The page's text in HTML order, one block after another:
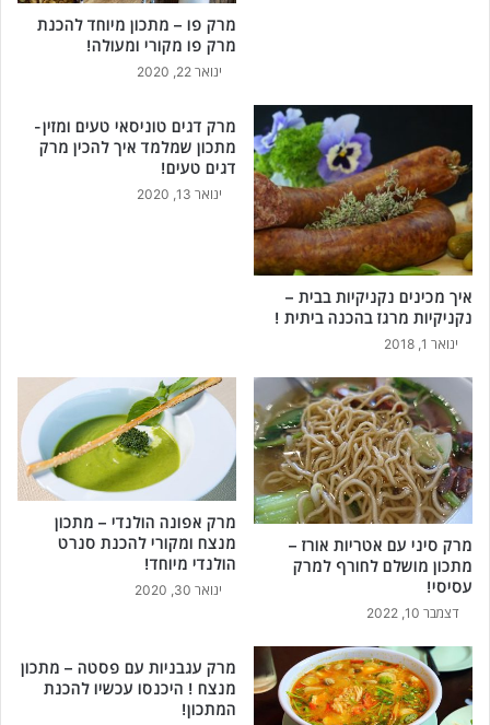
מרק פו – מתכון מיוחד להכנת
מרק פו מקורי ומעולה!
ינואר 22, 2020
איך מכינים נקניקיות בבית –
נקניקיות מרגז בהכנה ביתית !
ינואר 1, 2018
מרק דגים טוניסאי טעים ומזין-
מתכון שמלמד איך להכין מרק
דגים טעים!
ינואר 13, 2020
מרק סיני עם אטריות אורז –
מתכון מושלם לחורף למרק
עסיסי!
דצמבר 10, 2022
מרק אפונה הולנדי – מתכון
מנצח ומקורי להכנת סנרט
הולנדי מיוחד!
ינואר 30, 2020
מרק עגבניות עם פסטה – מתכון
מנצח ! היכנסו עכשיו להכנת
המתכון!